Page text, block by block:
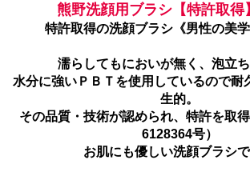
熊野洗顔用ブラシ【特許取得
特許取得の洗顔ブラシ《男性の美学
濡らしてもにおいが無く、泡立ち
水分に強いＰＢＴを使用しているので耐
生的。
その品質・技術が認められ、特許を取
6128364号）
お肌にも優しい洗顔ブラシで